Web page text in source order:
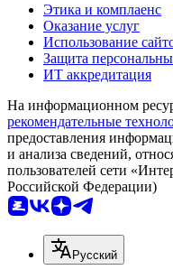
Этика и комплаенс
Оказание услуг
Использование
Защита
ИТ аккредитация
На информационном
рекомендательные
предоставления
и анализа сведений,
пользователей сети
Российской Федерации)
Русский